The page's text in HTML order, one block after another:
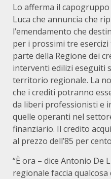
Lo afferma il capogruppo
Luca che annuncia che
l’emendamento che
per i prossimi tre esercizi
parte della Regione dei
interventi edilizi eseguiti
territorio regionale. La
che i crediti potranno
da liberi professionisti e
quelle operanti nel
finanziario. Il credito
al prezzo dell’85 per
“È ora – dice Antonio De
regionale faccia